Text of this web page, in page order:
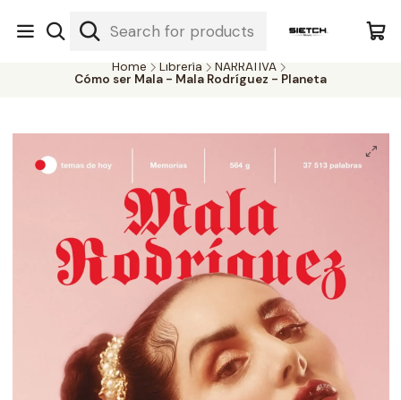
Nuestra librería - Serrano 317 local 3 - Limache.
#SomospartedelSietch
Home Librería
NARRATIVA
Cómo ser Mala - Mala Rodríguez - Planeta